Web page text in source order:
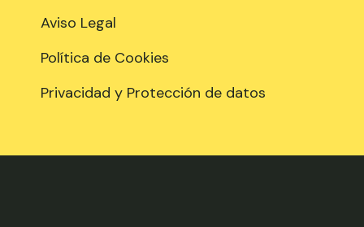
Aviso Legal
Política de Cookies
Privacidad y Protección de datos